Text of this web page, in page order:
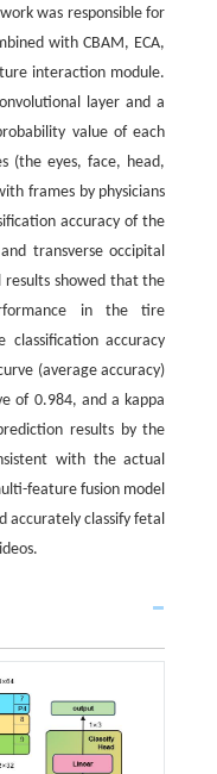
was responsible for
with CBAM, ECA,
interaction module.
layer and a
value of each
(the eyes, face, head,
frames by physicians
accuracy of the
transverse occipital
results showed that the
in the tire
accuracy
(average accuracy)
of 0.984, and a kappa
results by the
with the actual
feature fusion model
accurately classify fetal